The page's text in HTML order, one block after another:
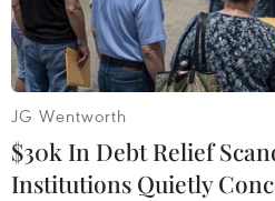
vực công cộng.
JG Wentworth
$30k In Debt Relief
Institutions Quietly